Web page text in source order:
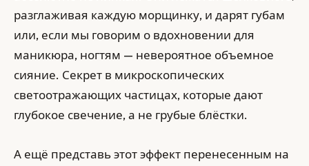
разглаживая каждую морщинку, и дарят губам
или, если мы говорим о вдохновении для
маникюра, ногтям — невероятное объемное
сияние. Секрет в микроскопических
светоотражающих частицах, которые дают
глубокое свечение, а не грубые блёстки.
А ещё представь этот эффект перенесенным на